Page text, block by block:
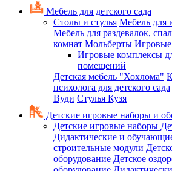
Мебель для детского сада
Столы и стулья Мебель для
Мебель для раздевалок,
комнат Мольберты
Игровые комплексы
помещений
Детская мебель "Хохлома"
психолога для детского сада
Вуди Стулья Кузя
Детские игровые наборы и
Детские игровые наборы
Дидактические и
строительные модули
оборудование Детское